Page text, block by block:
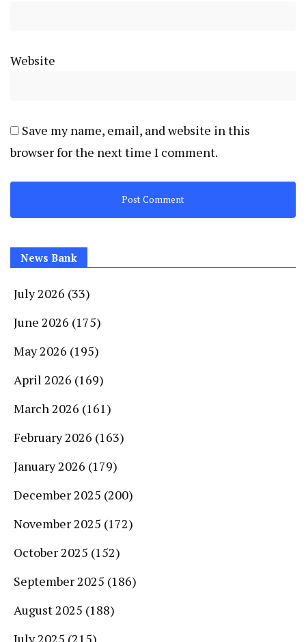
Website
Save my name, email, and website in this
browser for the next time I comment.
News Bank
July 2026 (33)
June 2026 (175)
May 2026 (195)
April 2026 (169)
March 2026 (161)
February 2026 (163)
January 2026 (179)
December 2025 (200)
November 2025 (172)
October 2025 (152)
September 2025 (186)
August 2025 (188)
July 2025 (215)